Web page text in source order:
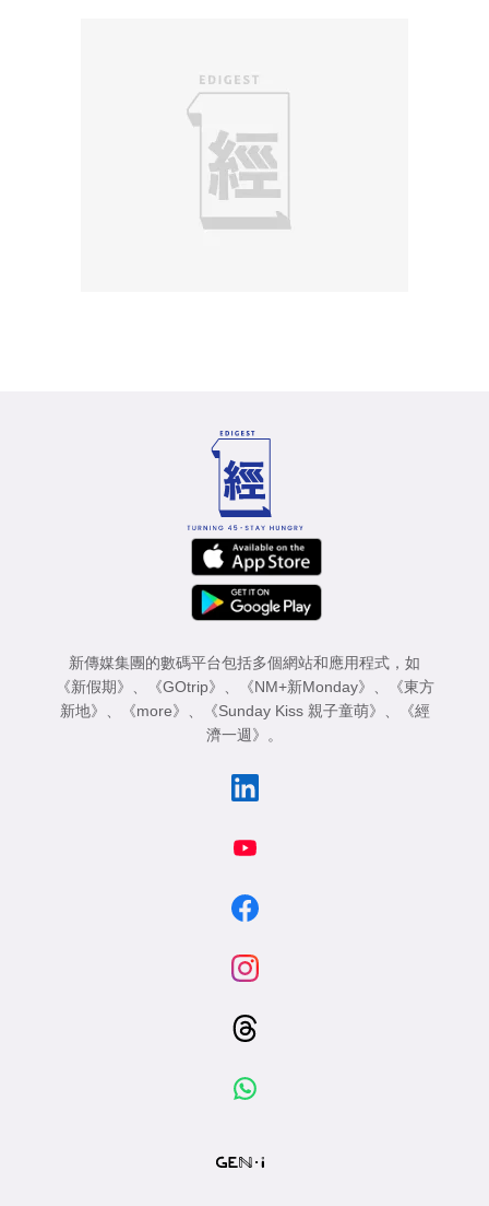
新傳媒集團的數碼平台包括多個網站和應用程式，如
《新假期》
《GOtrip》 《NM+新Monday》
《東方
新地》
《more》 《Sunday Kiss 親子童萌》
《經
濟一週》
。